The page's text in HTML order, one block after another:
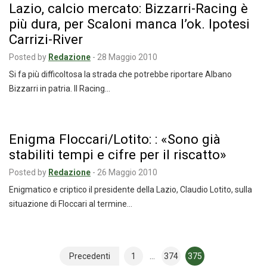
Lazio, calcio mercato: Bizzarri-Racing è
più dura, per Scaloni manca l’ok. Ipotesi
Carrizi-River
Posted by Redazione - 28 Maggio 2010
Si fa più difficoltosa la strada che potrebbe riportare Albano
Bizzarri in patria. Il Racing…
Enigma Floccari/Lotito: : «Sono già
stabiliti tempi e cifre per il riscatto»
Posted by Redazione - 26 Maggio 2010
Enigmatico e criptico il presidente della Lazio, Claudio Lotito, sulla
situazione di Floccari al termine…
NavigazionePrecedenti 1 374 375